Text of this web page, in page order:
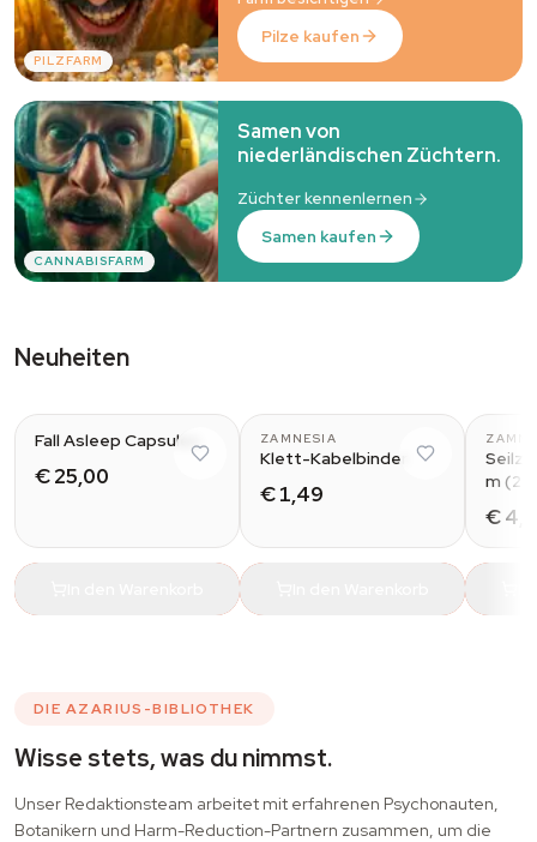
PILZFARM
Pilze kaufen
CANNABISFARM
Samen von
niederländischen Züchtern.
Züchter kennenlernen
Samen kaufen
Neuheiten
Fall Asleep Capsules
€ 25,00
ZAMNESIA
Klett-Kabelbinder
€ 1,49
m
€
DIE AZARIUS-BIBLIOTHEK
Wisse stets, was du nimmst.
Unser Redaktionsteam arbeitet mit erfahrenen Psychonauten,
Botanikern und Harm-Reduction-Partnern zusammen, um die